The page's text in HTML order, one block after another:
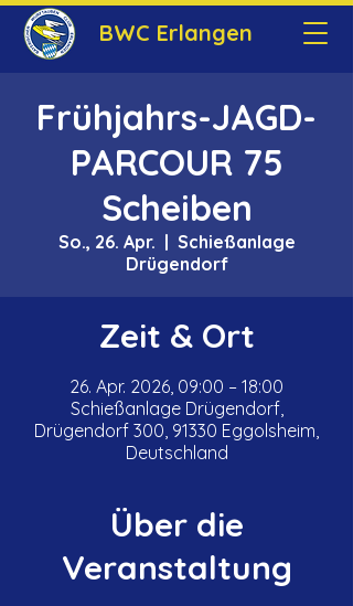
BWC Erlangen
Frühjahrs-JAGD-
PARCOUR 75
Scheiben
So., 26. Apr.
  |
Schießanlage
Drügendorf
Zeit & Ort
26. Apr. 2026, 09:00 – 18:00
Schießanlage Drügendorf,
Drügendorf 300, 91330 Eggolsheim,
Deutschland
Über die
Veranstaltung